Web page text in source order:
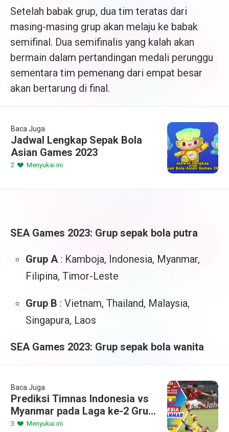
Setelah babak grup, dua tim teratas dari
masing-masing grup akan melaju ke babak
semifinal. Dua semifinalis yang kalah akan
bermain dalam pertandingan medali perunggu
sementara tim pemenang dari empat besar
akan bertarung di final.
Baca Juga
Jadwal Lengkap Sepak Bola
Asian Games 2023
2 Menyukai ini
SEA Games 2023: Grup sepak bola putra
Grup A: Kamboja, Indonesia, Myanmar,
Filipina, Timor-Leste
Grup B : Vietnam, Thailand, Malaysia,
Singapura, Laos
SEA Games 2023: Grup sepak bola wanita
Baca Juga
Prediksi Timnas Indonesia vs
Myanmar pada Laga ke-2 Grup
A Sepak Bola SEA Games
3 Menyukai ini